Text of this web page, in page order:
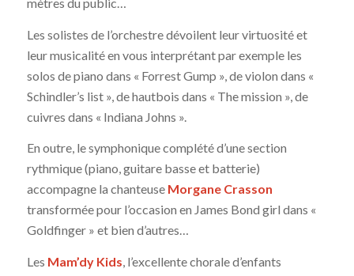
Les solistes de l’orchestre dévoilent leur virtuosité et
leur musicalité en vous interprétant par exemple les
solos de piano dans « Forrest Gump », de violon dans «
Schindler’s list », de hautbois dans « The mission », de
cuivres dans « Indiana Johns ».
En outre, le symphonique complété d’une section
rythmique (piano, guitare basse et batterie)
accompagne la chanteuse Morgane Crasson
transformée pour l’occasion en James Bond girl dans «
Goldfinger » et bien d’autres…
Les Mam’dy Kids, l’excellente chorale d’enfants